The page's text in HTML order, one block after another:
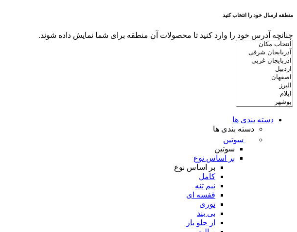
منطقه ارسال خود را انتخاب کنید
چنانچه آدرس خود را وارد کنید تا محصولات آن منطقه برای شما نمایش داده شوند.
دسته بندی ها
دسته بندی ها
سوتین
سوتین
بر اساس نوع
بر اساس نوع
کامل
نیم تنه
قفسه ای
توری
بی بند
از جلو باز